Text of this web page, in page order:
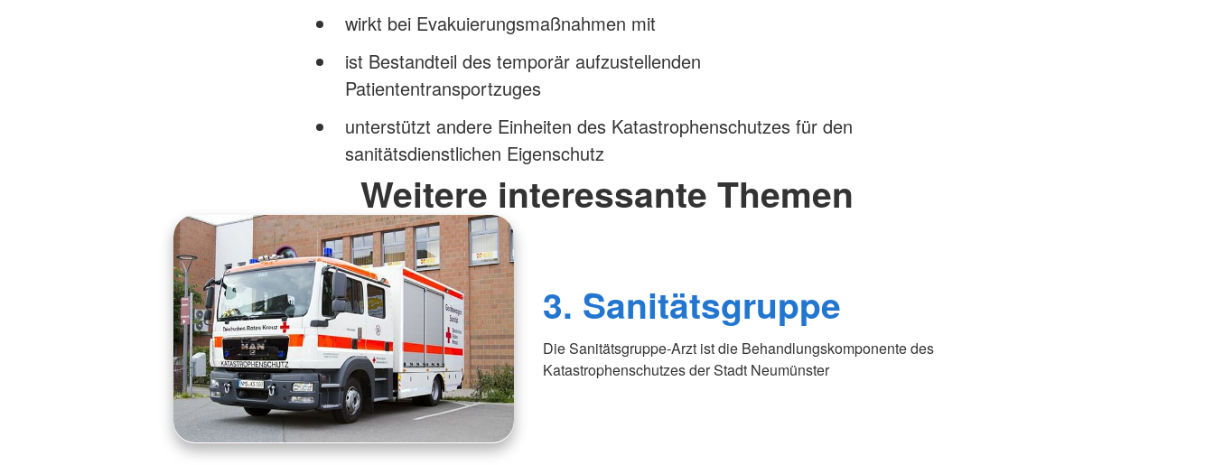
wirkt bei Evakuierungsmaßnahmen mit
ist Bestandteil des temporär aufzustellenden
Patiententransportzuges
unterstützt andere Einheiten des Katastrophenschutzes für den
sanitätsdienstlichen Eigenschutz
Weitere interessante Themen
3. Sanitätsgruppe
Die Sanitätsgruppe-Arzt ist die Behandlungskomponente des
Katastrophenschutzes der Stadt Neumünster